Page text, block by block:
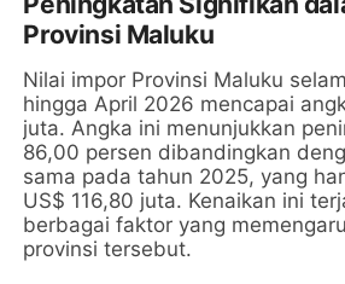
Provinsi Maluku
Nilai impor Provinsi Maluku
hingga April 2026 mencapai
juta. Angka ini menunjukkan
86,00 persen dibandingkan
sama pada tahun 2025, yang
US$ 116,80 juta. Kenaikan ini
berbagai faktor yang
provinsi tersebut.